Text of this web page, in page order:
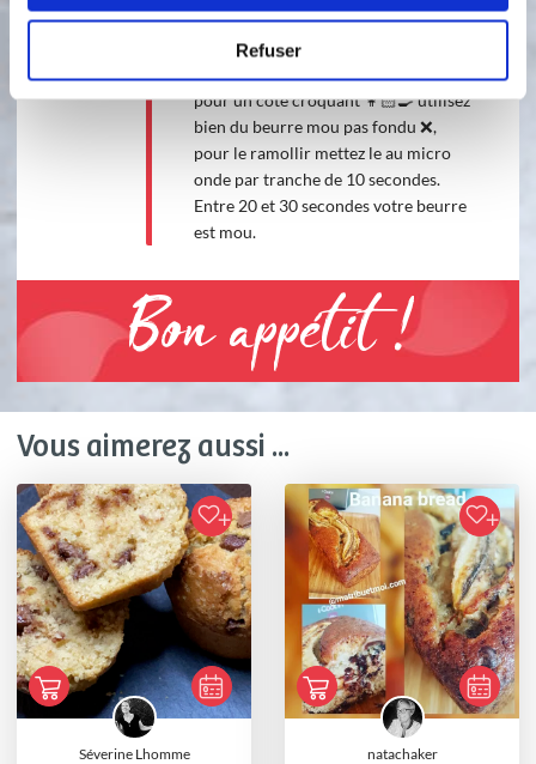
Refuser
gourmand 👩🏻‍🍳 vous pouvez aussi
mettre des noix de pécan, noisette,
amande etc en fonction de vos goûts
pour un côté croquant 👩🏻‍🍳 utilisez
bien du beurre mou pas fondu ❌,
pour le ramollir mettez le au micro
onde par tranche de 10 secondes.
Entre 20 et 30 secondes votre beurre
est mou.
Bon appétit !
Vous aimerez aussi ...
Séverine Lhomme natachaker